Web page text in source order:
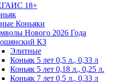
18+
Коньяки
Нового 2026 Года
КЗ
Элитные
Коньяк 5 лет 0,5 л., 0,33 л
Коньяк 5 лет 0,18 л., 0,25 л.
Коньяк 7 лет 0,5 л., 0,33 л